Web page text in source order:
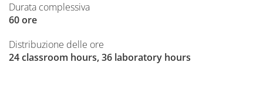
Durata complessiva
60 ore
Distribuzione delle ore
24 classroom hours, 36 laboratory hours